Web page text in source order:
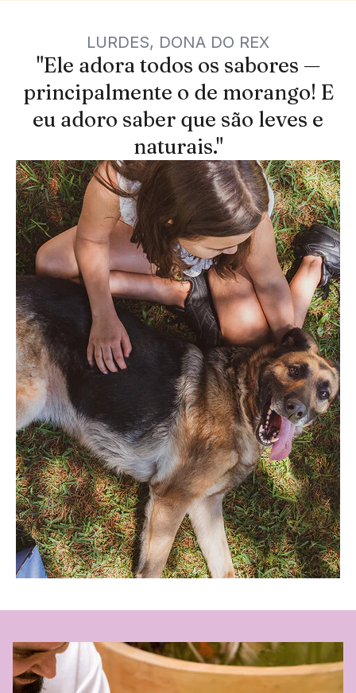
LURDES, DONA DO REX
"Ele adora todos os sabores —
principalmente o de morango! E
eu adoro saber que são leves e
naturais."